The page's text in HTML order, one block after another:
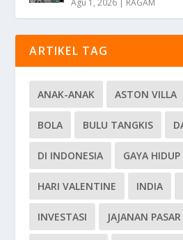
Agu 1, 2026 | RAGAM
ARTIKEL TAG
ANAK-ANAK ASTON VILLA
BOLA BULU TANGKIS
DI INDONESIA GAYA
HARI VALENTINE INDIA
INVESTASI JAJANAN PASAR